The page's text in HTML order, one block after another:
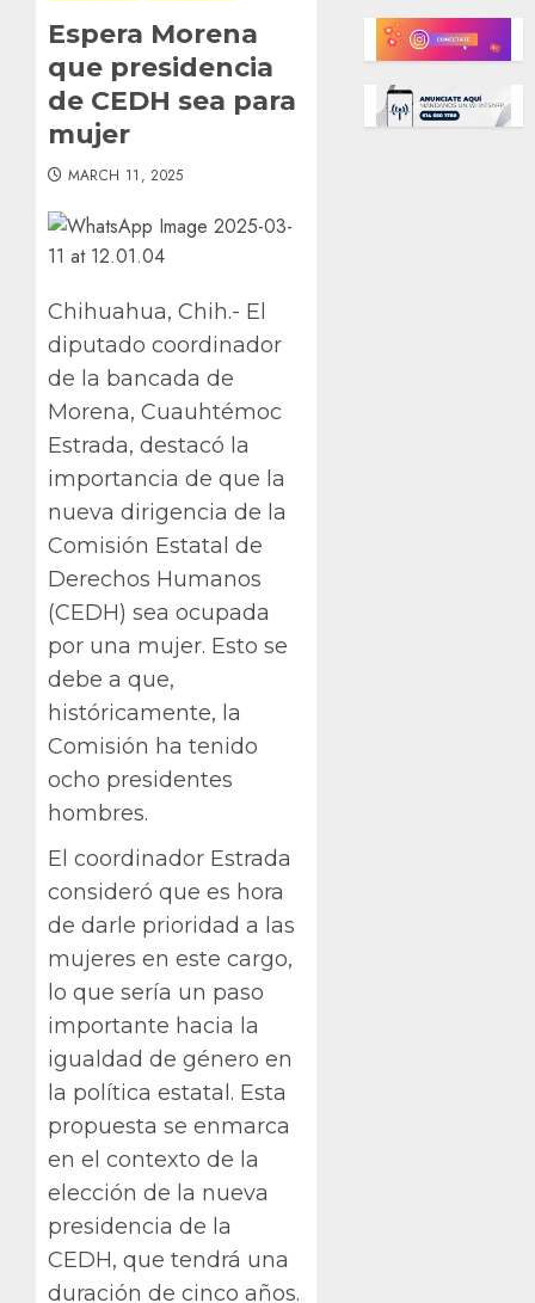
Espera Morena
que presidencia
de CEDH sea para
mujer
MARCH 11, 2025
Chihuahua, Chih.- El
diputado coordinador
de la bancada de
Morena, Cuauhtémoc
Estrada, destacó la
importancia de que la
nueva dirigencia de la
Comisión Estatal de
Derechos Humanos
(CEDH) sea ocupada
por una mujer. Esto se
debe a que,
históricamente, la
Comisión ha tenido
ocho presidentes
hombres.
El coordinador Estrada
consideró que es hora
de darle prioridad a las
mujeres en este cargo,
lo que sería un paso
importante hacia la
igualdad de género en
la política estatal. Esta
propuesta se enmarca
en el contexto de la
elección de la nueva
presidencia de la
CEDH, que tendrá una
duración de cinco años.